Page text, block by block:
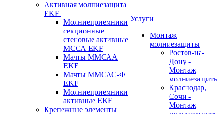
Активная молниезащита
EKF
Молниеприемники
секционные
стеновые активные
МССА EKF
Мачты ММСАА
EKF
Мачты ММСАС-Ф
EKF
Молниеприемники
активные EKF
Крепежные элементы
Услуги
Монтаж
молниезащиты
Ростов-на-
Дону -
Монтаж
Краснодар,
Сочи -
Монтаж